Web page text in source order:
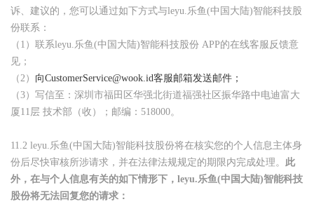
诉、建议的，您可以通过如下方式与leyu.乐鱼(中国大陆)智能科技股
份联系：
（1）联系leyu.乐鱼(中国大陆)智能科技股份 APP的在线客服反馈意
见；
（2） 向CustomerService@wook.id客服邮箱发送邮件；
（3）写信至：深圳市福田区华强北街道福强社区振华路中电迪富大
厦11层 技术部（收）；邮编：518000。
11.2 leyu.乐鱼(中国大陆)智能科技股份将在核实您的个人信息主体身
份后尽快审核所涉请求，并在法律法规规定的期限内完成处理。 此
外，在与个人信息有关的如下情形下，leyu.乐鱼(中国大陆)智能科技
股份将无法回复您的请求：